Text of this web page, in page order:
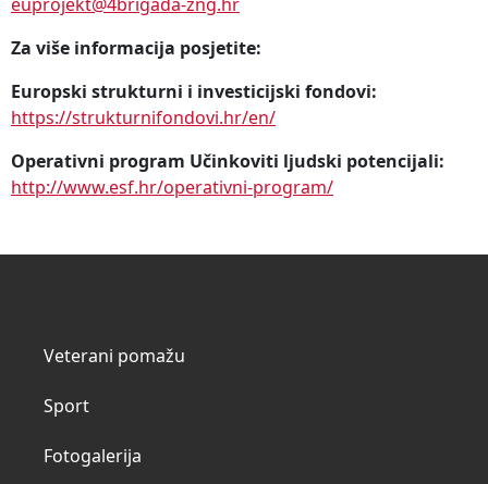
Za više informacija posjetite:
Europski strukturni i investicijski fondovi:
https://strukturnifondovi.hr/en/
Operativni program Učinkoviti ljudski potencijali:
http://www.esf.hr/operativni-program/
Veterani pomažu
Sport
Fotogalerija